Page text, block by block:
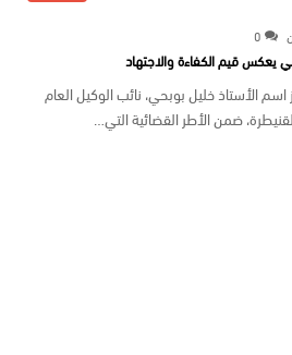
0
يعكس قيم الكفاءة والاجتهاد
الأستاذ خليل بوبحي، نائب الوكيل العام
ضمن الأطر القضائية التي…